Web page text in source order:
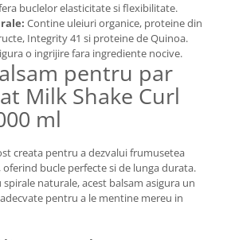
buclelor elasticitate si flexibilitate.
Contine uleiuri organice, proteine din
Integrity 41 si proteine de Quinoa.
o ingrijire fara ingrediente nocive.
pentru par
Milk Shake Curl
ml
creata pentru a dezvalui frumusetea
bucle perfecte si de lunga durata.
spirale naturale, acest balsam asigura un
pentru a le mentine mereu in